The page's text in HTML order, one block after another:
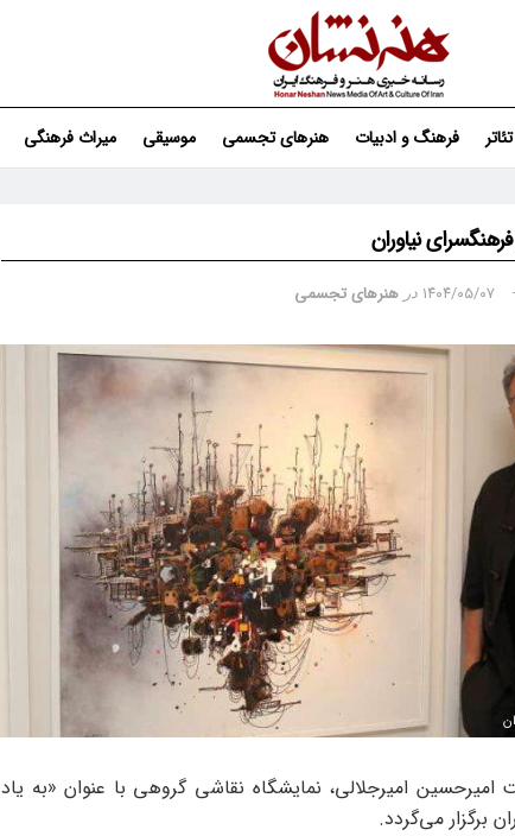
تئاتر فرهنگ و ادبیات هنرهای تجسمی موسیقی میراث فرهنگی
نیاوران
۱۴۰۴/۰۵/۰۷ در هنرهای تجسمی
امیر‌جلالی، نمایشگاه نقاشی گروهی با عنوان «به یاد
برگزار می‌گردد.